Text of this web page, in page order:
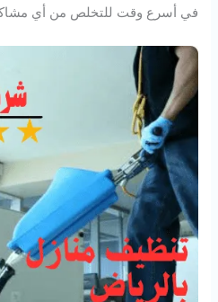
في أسرع وقت للتخلص من أي